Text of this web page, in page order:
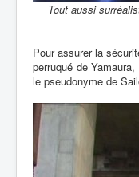
Tout aussi
Pour assurer la
perruqué de
le pseudonyme de